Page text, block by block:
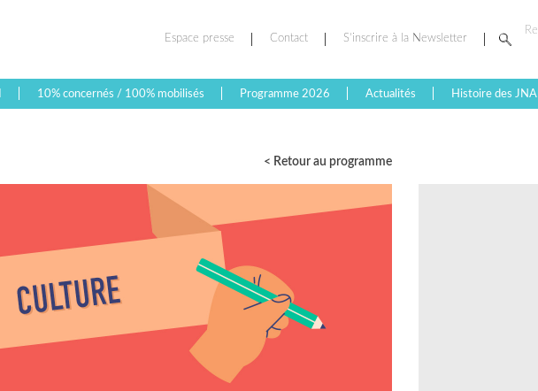
Espace presse Contact S’inscrire à la Newsletter
10% concernés / 100% mobilisés Programme 2026 Actualités Histoire des JNAI
< Retour au programme